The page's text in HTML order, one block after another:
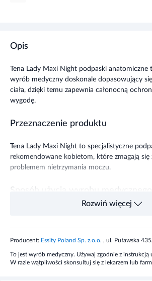
Opis
Tena Lady Maxi Night podpaski anatomiczne
wyrób medyczny doskonale dopasowujący
ciała, dzięki temu zapewnia całonocną
wygodę.
Przeznaczenie produktu
Tena Lady Maxi Night to specjalistyczne
rekomendowane kobietom, które zmagają się
problemem nietrzymania moczu.
Sposób użycia wyrobu medycznego
Rozwiń więcej
Producent: Essity Poland Sp. z.o.o. , ul. Puławska
To jest wyrób medyczny. Używaj zgodnie z instrukcją
W razie wątpliwości skonsultuj się z lekarzem lub